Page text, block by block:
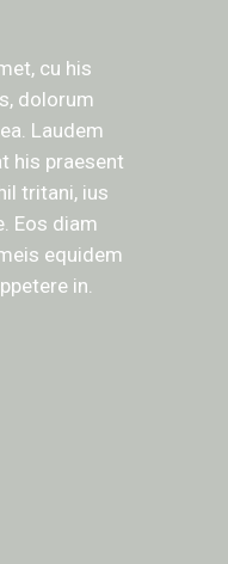
cu his
dolorum
Laudem
his praesent
tritani, ius
Eos diam
equidem
in.